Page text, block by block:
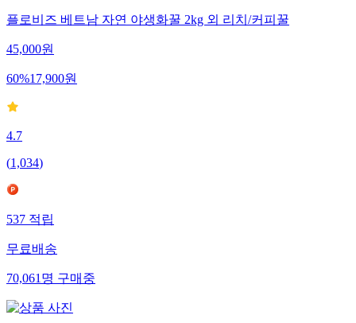
플로비즈 베트남 자연 야생화꿀 2kg 외 리치/커피꿀
45,000원
60%17,900원
4.7
(1,034)
537적립
무료배송
70,061명구매중